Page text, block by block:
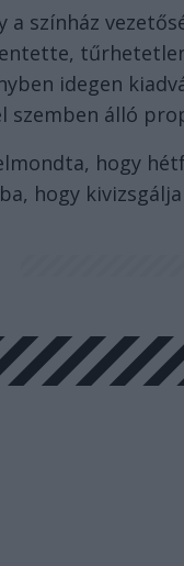
a színház
idegen
szemben álló
hogy
hogy